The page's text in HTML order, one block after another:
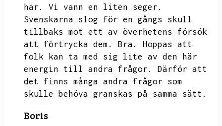
här.
Vi vann en liten seger.
Svenskarna slog för en gångs skull
tillbaks mot ett av överhetens försök
att förtrycka dem.
Bra.
Hoppas att
folk kan ta med sig lite av den här
energin till andra frågor.
Därför att
det finns många andra frågor som
skulle behöva granskas på samma sätt.
Boris